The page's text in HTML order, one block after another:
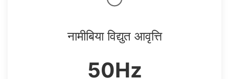
नामीबिया विद्युत आवृत्ति
50Hz